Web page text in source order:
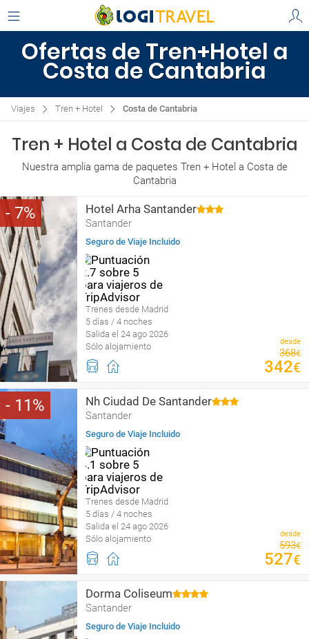
Ofertas de Tren+Hotel a
Costa de Cantabria
Viajes Tren + Hotel Costa de Cantabria
Tren + Hotel a Costa de Cantabria
Nuestra amplia gama de paquetes Tren + Hotel a Costa de
Cantabria
7 Hotel Arha Santander
Santander
Seguro de Viaje Incluido
Trenes desde Madrid
5 días / 4 noches
Salida el 24 ago 2026
Sólo alojamiento
desde
368€
342€
11 Nh Ciudad De Santander
Santander
Seguro de Viaje Incluido
Trenes desde Madrid
5 días / 4 noches
Salida el 24 ago 2026
Sólo alojamiento
desde
593€
527€
Dorma Coliseum
Santander
Seguro de Viaje Incluido